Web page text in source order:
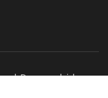
Desenvolvido por